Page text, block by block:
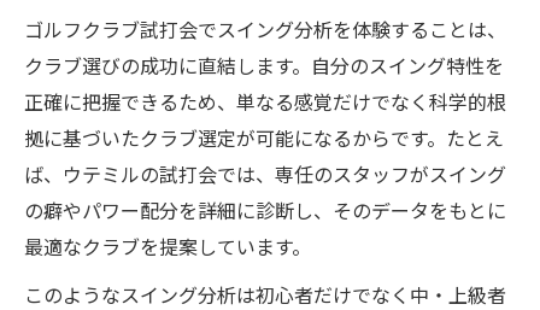
ゴルフクラブ試打会でスイング分析を体験することは、
クラブ選びの成功に直結します。自分のスイング特性を
正確に把握できるため、単なる感覚だけでなく科学的根
拠に基づいたクラブ選定が可能になるからです。たとえ
ば、ウテミルの試打会では、専任のスタッフがスイング
の癖やパワー配分を詳細に診断し、そのデータをもとに
最適なクラブを提案しています。
このようなスイング分析は初心者だけでなく中・上級者